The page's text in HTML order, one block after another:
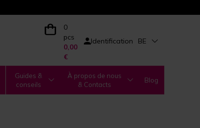
0
pcs
0,00
€
Identification BE
Guides &
conseils
À propos de nous
& Contacts
Blog